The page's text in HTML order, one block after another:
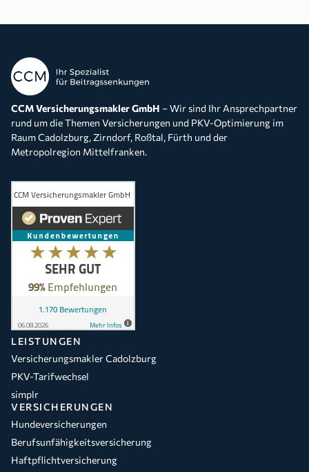
CCM Versicherungsmakler GmbH – Wir sind Ihr Ansprechpartner
rund um die Themen Versicherungen und PKV-Optimierung im
Raum Cadolzburg, Zirndorf, Roßtal, Fürth und der
Metropolregion Mittelfranken.
LEISTUNGEN
Versicherungsmakler Cadolzburg
PKV-Tarifwechsel
simplr
VERSICHERUNGEN
Hundeversicherungen
Berufsunfähigkeitsversicherung
Haftpflichtversicherung